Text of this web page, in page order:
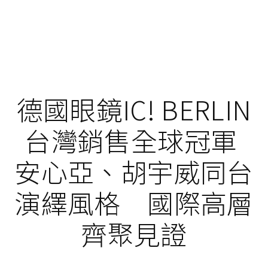
德國眼鏡IC! BERLIN
台灣銷售全球冠軍
安心亞、胡宇威同台
演繹風格 國際高層
齊聚見證